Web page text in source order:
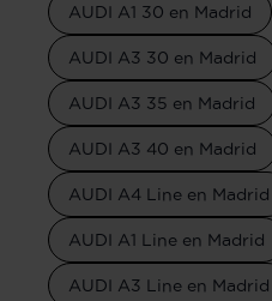
AUDI A1 30 en Madrid
AUDI A3 30 en Madrid
AUDI A3 35 en Madrid
AUDI A3 40 en Madrid
AUDI A4 Line en Madrid
AUDI A1 Line en Madrid
AUDI A3 Line en Madrid